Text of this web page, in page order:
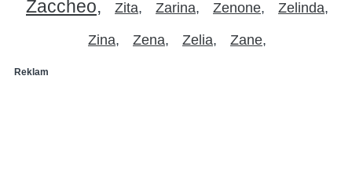
Zaccheo Zita Zarina Zenone Zelinda
Zina Zena Zelia Zane
Reklam